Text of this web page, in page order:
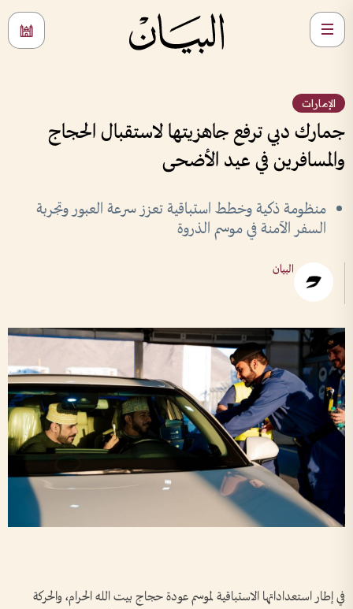
الإمارات
جمارك دبي ترفع جاهزيتها لاستقبال الحجاج
والمسافرين في عيد الأضحى
منظومة ذكية وخطط استباقية تعزز سرعة العبور وتجربة
السفر الآمنة في موسم الذروة
البيان
في إطار استعداداتها الاستباقية لموسم عودة حجاج بيت الله الحرام، والحركة